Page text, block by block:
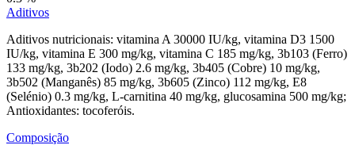
Aditivos
Aditivos nutricionais: vitamina A 30000 IU/kg, vitamina D3 1500
IU/kg, vitamina E 300 mg/kg, vitamina C 185 mg/kg, 3b103 (Ferro)
133 mg/kg, 3b202 (Iodo) 2.6 mg/kg, 3b405 (Cobre) 10 mg/kg,
3b502 (Manganês) 85 mg/kg, 3b605 (Zinco) 112 mg/kg, E8
(Selénio) 0.3 mg/kg, L-carnitina 40 mg/kg, glucosamina 500 mg/kg;
Antioxidantes: tocoferóis.
Composição